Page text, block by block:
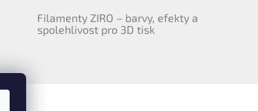
Filamenty ZIRO – barvy, efekty a
spolehlivost pro 3D tisk